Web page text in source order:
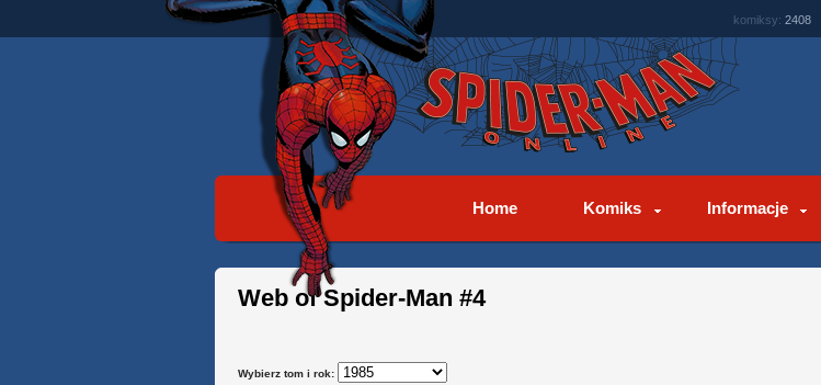
komiksy: 2408
Home Komiks Informacje
Web of Spider-Man #4
Wybierz tom i rok: